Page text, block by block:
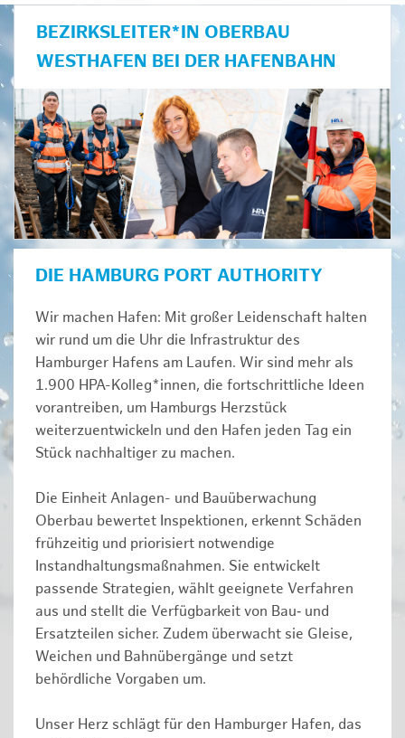
BEZIRKSLEITER*IN OBERBAU
WESTHAFEN BEI DER HAFENBAHN
DIE HAMBURG PORT AUTHORITY
Wir machen Hafen: Mit großer Leidenschaft halten
wir rund um die Uhr die Infrastruktur des
Hamburger Hafens am Laufen. Wir sind mehr als
1.900 HPA-Kolleg*innen, die fortschrittliche Ideen
vorantreiben, um Hamburgs Herzstück
weiterzuentwickeln und den Hafen jeden Tag ein
Stück nachhaltiger zu machen.
Die Einheit Anlagen- und Bauüberwachung
Oberbau bewertet Inspektionen, erkennt Schäden
frühzeitig und priorisiert notwendige
Instandhaltungsmaßnahmen. Sie entwickelt
passende Strategien, wählt geeignete Verfahren
aus und stellt die Verfügbarkeit von Bau‑ und
Ersatzteilen sicher. Zudem überwacht sie Gleise,
Weichen und Bahnübergänge und setzt
behördliche Vorgaben um.
Unser Herz schlägt für den Hamburger Hafen, das